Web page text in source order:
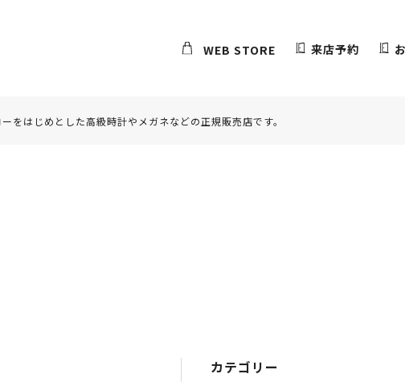
WEB STORE 来店予約
をはじめとした高級時計やメガネなどの正規販売店です。
カテゴリー